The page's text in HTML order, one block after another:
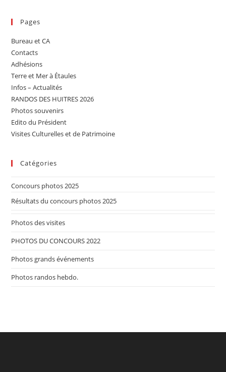
Pages
Bureau et CA
Contacts
Adhésions
Terre et Mer à Étaules
Infos – Actualités
RANDOS DES HUITRES 2026
Photos souvenirs
Edito du Président
Visites Culturelles et de Patrimoine
Catégories
Concours photos 2025
Résultats du concours photos 2025
Photos des visites
PHOTOS DU CONCOURS 2022
Photos grands événements
Photos randos hebdo.